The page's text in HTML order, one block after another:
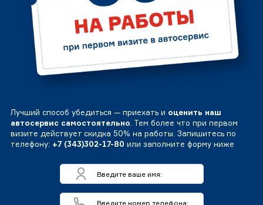
Лучший способ убедиться — приехать и оценить наш
автосервис самостоятельно. Тем более что при первом
визите действует скидка 50% на работы. Запишитесь по
телефону: +7 (343)302-17-80 или заполните форму ниже